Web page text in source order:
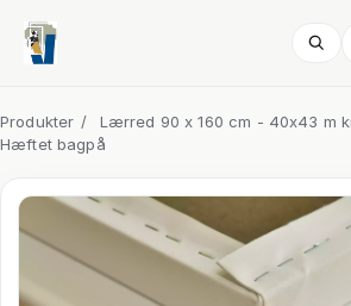
Produkter /
Lærred 90 x 160 cm - 40x43 m
Hæftet bagpå